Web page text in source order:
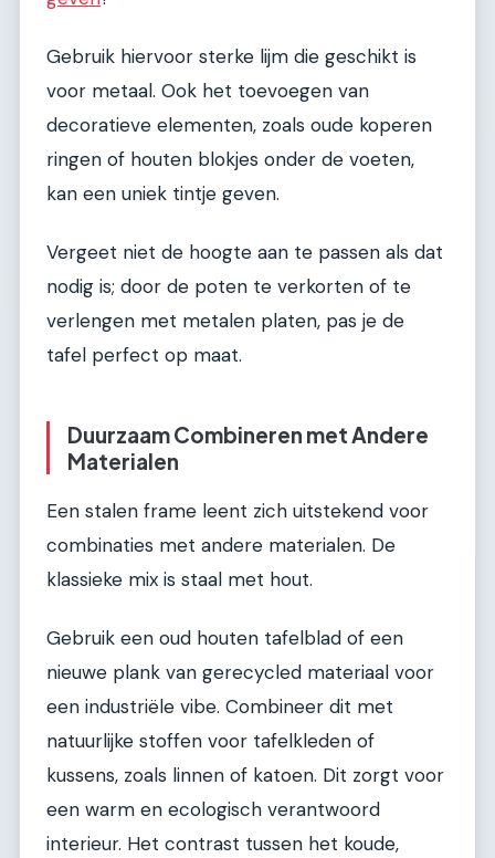
Gebruik hiervoor sterke lijm die geschikt is
voor metaal. Ook het toevoegen van
decoratieve elementen, zoals oude koperen
ringen of houten blokjes onder de voeten,
kan een uniek tintje geven.
Vergeet niet de hoogte aan te passen als dat
nodig is; door de poten te verkorten of te
verlengen met metalen platen, pas je de
tafel perfect op maat.
Duurzaam Combineren met Andere
Materialen
Een stalen frame leent zich uitstekend voor
combinaties met andere materialen. De
klassieke mix is staal met hout.
Gebruik een oud houten tafelblad of een
nieuwe plank van gerecycled materiaal voor
een industriële vibe. Combineer dit met
natuurlijke stoffen voor tafelkleden of
kussens, zoals linnen of katoen. Dit zorgt voor
een warm en ecologisch verantwoord
interieur. Het contrast tussen het koude,